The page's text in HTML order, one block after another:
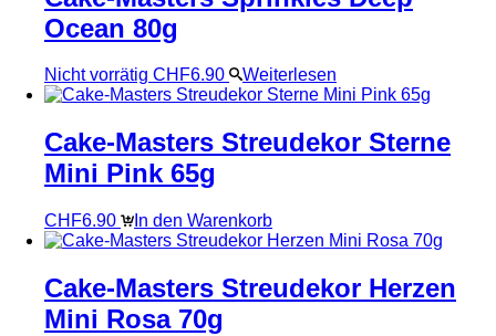
Ocean 80g
Nicht vorrätig CHF6.90 Weiterlesen
Cake-Masters Streudekor Sterne
Mini Pink 65g
CHF6.90 In den Warenkorb
Cake-Masters Streudekor Herzen
Mini Rosa 70g